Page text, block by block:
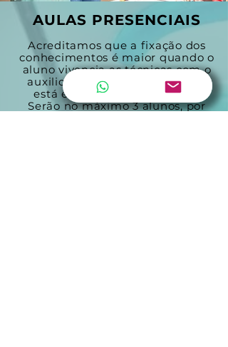
AULAS PRESENCIAIS
Acreditamos que a fixação dos
conhecimentos é maior quando o
aluno vivencia as técnicas com o
auxilio da professora enquanto
está executando cada etapa.
Serão no máximo 3 alunos, por